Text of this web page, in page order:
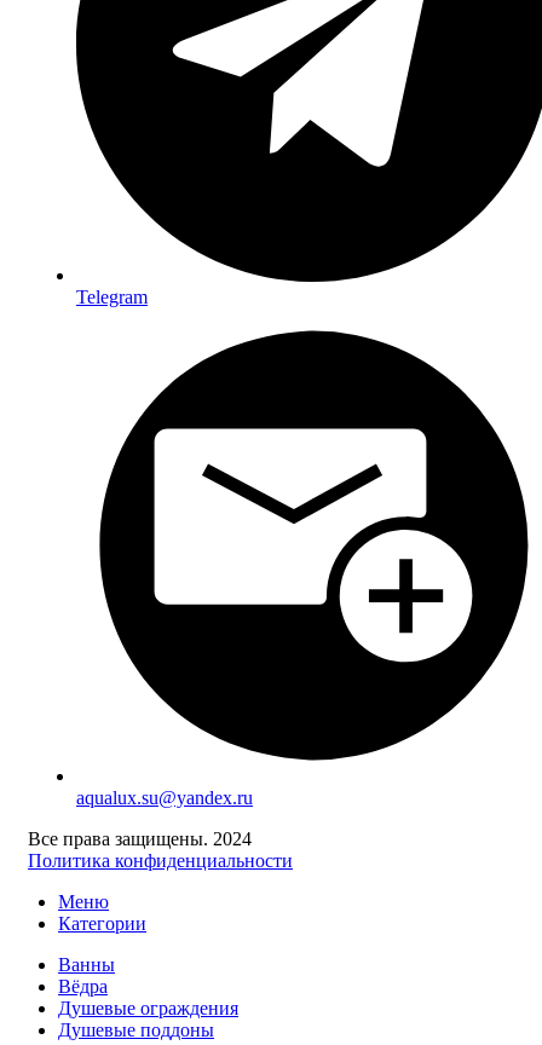
Telegram
aqualux.su@yandex.ru
Все права защищены. 2024
Политика конфиденциальности
Меню
Категории
Ванны
Вёдра
Душевые ограждения
Душевые поддоны